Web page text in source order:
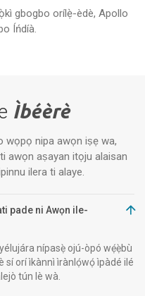
gbogbo orílẹ̀-èdè, Apollo
Íńdíà.
Ìbéèrè
wọpọ nipa awọn iṣẹ wa,
awọn aṣayan itọju alaisan
ilera ti alaye.
pade ni Awọn ile-
nípasẹ̀ ojú-òpó wẹ́ẹ̀bù
sí orí ìkànnì ìrànlọ́wọ́ ìpàdé ilé
tún lè wà.